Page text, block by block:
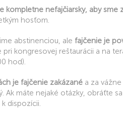
kompletne nefajčiarsky, aby
hosťom.
abstinenciou, ale fajčenie je
pri kongresovej reštaurácii a na
hod).
je fajčenie zakázané a za
Ak máte nejaké otázky, obráťte
dispozícii.